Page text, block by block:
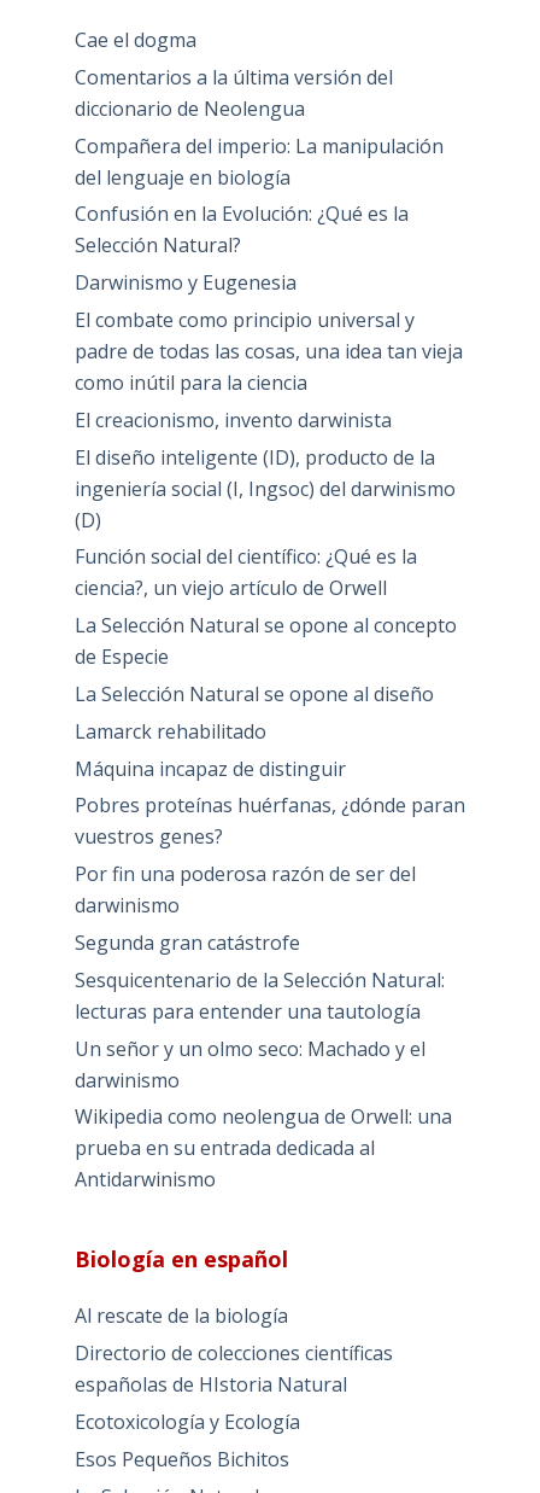
Cae el dogma
Comentarios a la última versión del
diccionario de Neolengua
Compañera del imperio: La manipulación
del lenguaje en biología
Confusión en la Evolución: ¿Qué es la
Selección Natural?
Darwinismo y Eugenesia
El combate como principio universal y
padre de todas las cosas, una idea tan vieja
como inútil para la ciencia
El creacionismo, invento darwinista
El diseño inteligente (ID), producto de la
ingeniería social (I, Ingsoc) del darwinismo
(D)
Función social del científico: ¿Qué es la
ciencia?, un viejo artículo de Orwell
La Selección Natural se opone al concepto
de Especie
La Selección Natural se opone al diseño
Lamarck rehabilitado
Máquina incapaz de distinguir
Pobres proteínas huérfanas, ¿dónde paran
vuestros genes?
Por fin una poderosa razón de ser del
darwinismo
Segunda gran catástrofe
Sesquicentenario de la Selección Natural:
lecturas para entender una tautología
Un señor y un olmo seco: Machado y el
darwinismo
Wikipedia como neolengua de Orwell: una
prueba en su entrada dedicada al
Antidarwinismo
Biología en español
Al rescate de la biología
Directorio de colecciones científicas
españolas de HIstoria Natural
Ecotoxicología y Ecología
Esos Pequeños Bichitos